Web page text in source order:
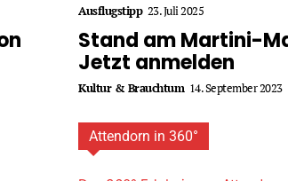
Ausflugstipp 23. Juli 2025
Stand am Martini-
Jetzt anmelden
Kultur & Brauchtum 14. September 2023
Attendorn in 360°